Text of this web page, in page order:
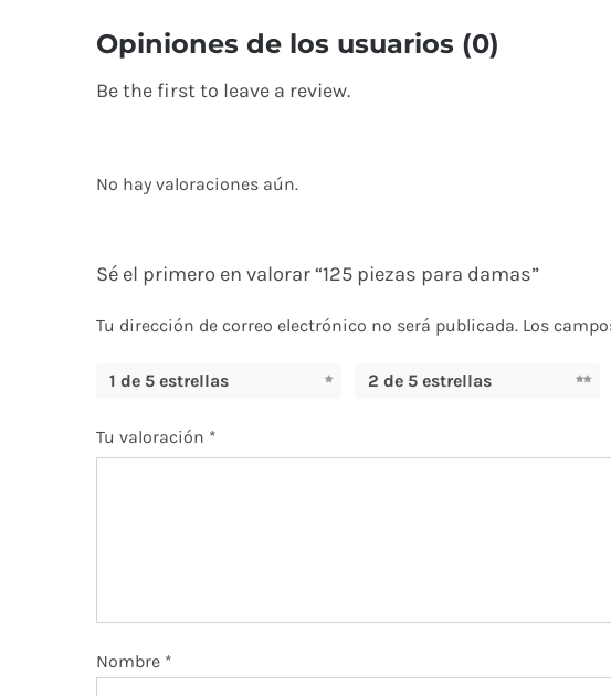
Opiniones de los usuarios (0)
Be the first to leave a review.
No hay valoraciones aún.
Sé el primero en valorar “125 piezas para damas”
Tu dirección de correo electrónico no será publicada. Los
1 de 5 estrellas 2 de 5 estrellas
Tu valoración *
Nombre *